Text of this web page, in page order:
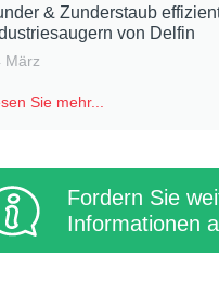
& Zunderstaub
von Delfin
März
Sie mehr...
Fordern Sie
Informationen